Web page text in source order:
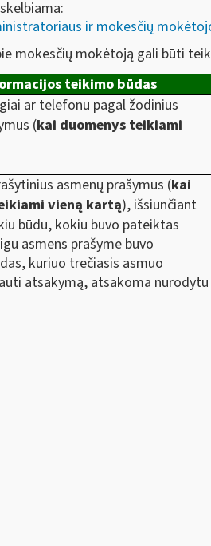
ir mokesčių
mokesčių mokėtoją gali būti
teikimo būdas
ar telefonu pagal žodinius
(kai duomenys teikiami
asmenų prašymus (kai
vieną kartą), išsiunčiant
būdu, kokiu buvo pateiktas
asmens prašyme buvo
kuriuo trečiasis asmuo
atsakymą, atsakoma nurodytu